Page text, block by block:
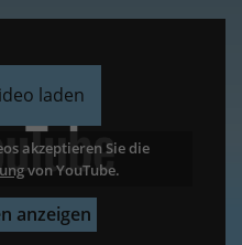
laden
akzeptieren Sie die
von YouTube.
anzeigen